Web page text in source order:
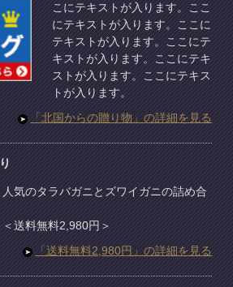
こにテキストが入ります。ここ
にテキストが入ります。ここに
テキストが入ります。ここにテ
キストが入ります。ここにテキ
ストが入ります。ここにテキス
トが入ります。
「北国からの贈り物」の詳細を見る
人気のタラバガニとズワイガニの詰め合
送料無料2,980円＞
「送料無料2,980円」の詳細を見る